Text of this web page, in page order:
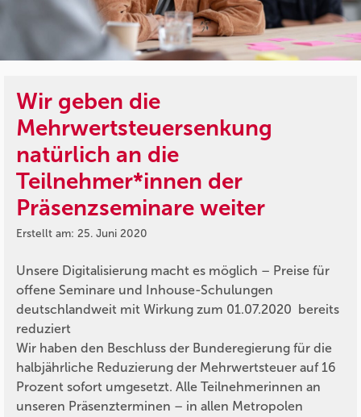
Wir geben die
Mehrwertsteuersenkung
natürlich an die
Teilnehmer*innen der
Präsenzseminare weiter
Erstellt am: 25. Juni 2020
Unsere Digitalisierung macht es möglich – Preise für
offene Seminare und Inhouse-Schulungen
deutschlandweit mit Wirkung zum 01.07.2020 bereits
reduziert
Wir haben den Beschluss der Bunderegierung für die
halbjährliche Reduzierung der Mehrwertsteuer auf 16
Prozent sofort umgesetzt. Alle Teilnehmerinnen an
unseren Präsenzterminen – in allen Metropolen